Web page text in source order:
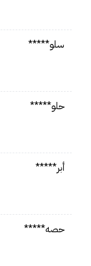
سلو*****
حلو*****
أبر*****
حصه*****